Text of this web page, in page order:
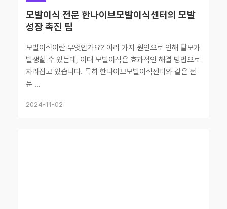
모발이식 전문 한나이브모발이식센터의 모발
성장 촉진 팁
모발이식이란 무엇인가요? 여러 가지 원인으로 인해 탈모가
발생할 수 있는데, 이때 모발이식은 효과적인 해결 방법으로
자리잡고 있습니다. 특히 한나이브모발이식센터와 같은 전
문 ...
2024-11-02